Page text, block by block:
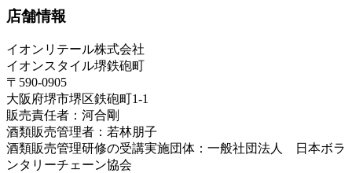
店舗情報
イオンリテール株式会社
イオンスタイル堺鉄砲町
〒590-0905
大阪府堺市堺区鉄砲町1-1
販売責任者：河合剛
酒類販売管理者：若林朋子
酒類販売管理研修の受講実施団体：一般社団法人 日本ボラ
ンタリーチェーン協会